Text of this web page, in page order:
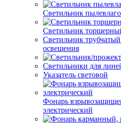
Светильник
Светильник
Светильник
освещения
Светильники для
Указатель световой
Фонарь
электрический